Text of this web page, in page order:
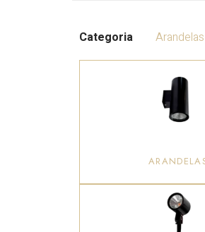
Categoria Arandelas